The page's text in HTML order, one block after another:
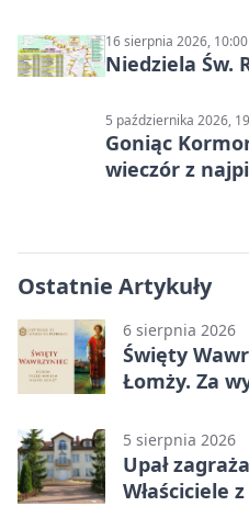
16 sierpnia 2026, 10:00
Niedziela Św.
5 października 2026,
Goniąc
wieczór z
Ostatnie Artykuły
6 sierpnia 2026
Święty
Łomży. Za
5 sierpnia 2026
Upał
Właściciele